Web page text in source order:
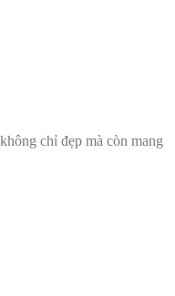
chỉ đẹp mà còn mang